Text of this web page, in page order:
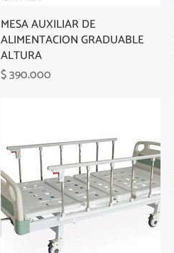
MESA AUXILIAR DE
ALIMENTACION GRADUABLE
ALTURA
Precio
$ 390.000